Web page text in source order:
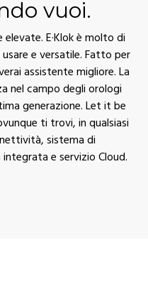
vuoi.
E·Klok è molto di
e versatile. Fatto per
assistente migliore. La
nel campo degli orologi
generazione. Let it be
ti trovi, in qualsiasi
sistema di
e servizio Cloud.